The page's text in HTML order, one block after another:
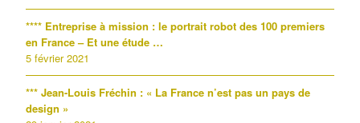
**** Entreprise à mission : le portrait robot des 100 premiers
en France – Et une étude …
5 février 2021
*** Jean-Louis Fréchin : « La France n’est pas un pays de
design »